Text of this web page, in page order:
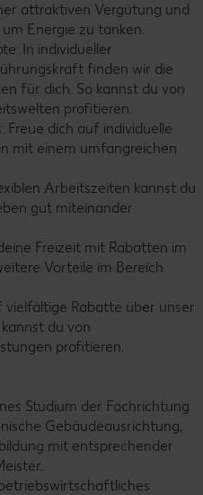
attraktiven Vergütung und
Energie zu tanken.
In individueller
finden wir die
für dich. So kannst du von
profitieren.
Freue dich auf individuelle
mit einem umfangreichen
Arbeitszeiten kannst du
gut miteinander
Freizeit mit Rabatten im
Vorteile im Bereich
vielfältige Rabatte über unser
du von
profitieren.
Studium der Fachrichtung
Gebäudeausrichtung,
mit entsprechender